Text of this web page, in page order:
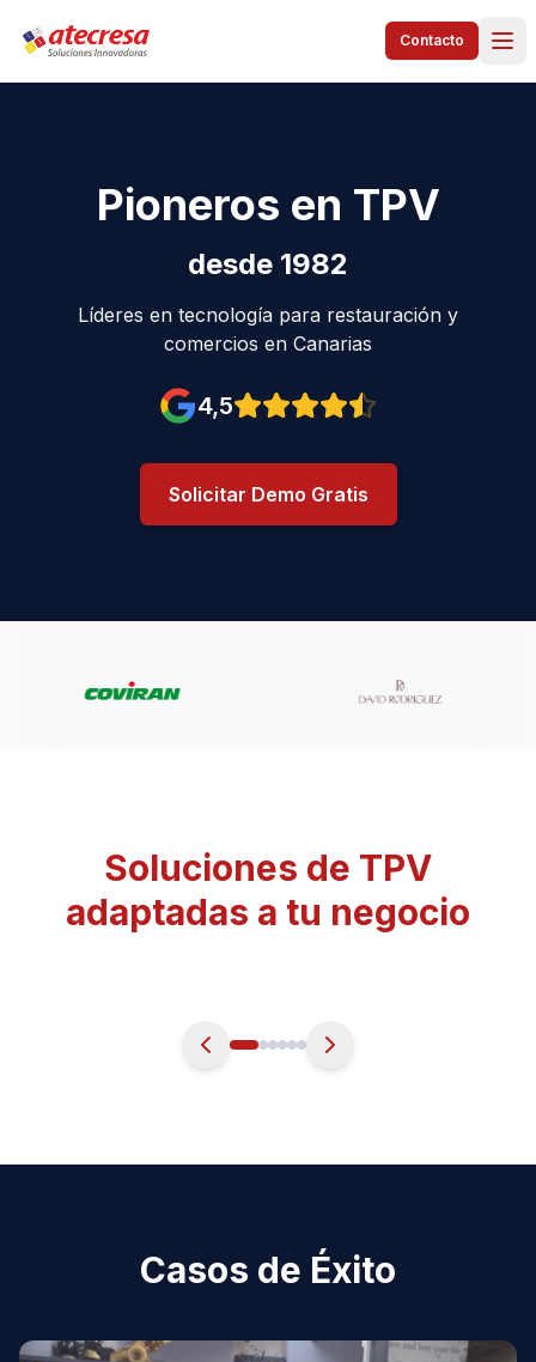
Contacto
Pioneros en TPV
desde 1982
Líderes en tecnología para restauración y
comercios en Canarias
Valoración en Google: 4,5
4,5
Solicitar Demo Gratis
Soluciones de TPV
adaptadas a tu negocio
Casos de Éxito